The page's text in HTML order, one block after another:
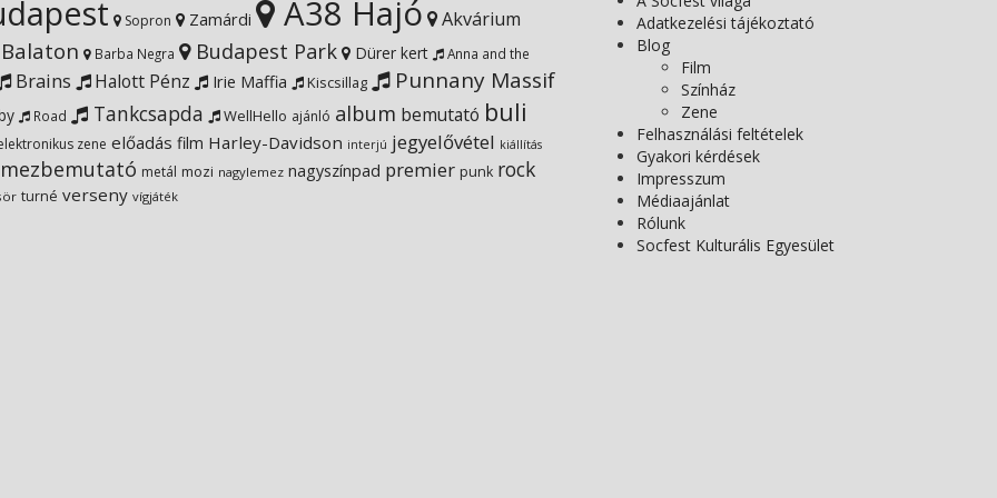
Sopron Zamárdi A38 Hajó
Akvárium
Barba Negra Budapest Park Dürer kert
Anna and the
Brains Halott Pénz Irie Maffia Kiscsillag Punnany Massif
Road Tankcsapda WellHello ajánló album bemutató buli
zene előadás film Harley-Davidson interjú jegyelővétel kiállítás
metál mozi nagylemez nagyszínpad premier punk rock
turné verseny vígjáték
Adatkezelési tájékoztató
Blog
Film
Színház
Zene
Felhasználási feltételek
Gyakori kérdések
Impresszum
Médiaajánlat
Rólunk
Socfest Kulturális Egyesület